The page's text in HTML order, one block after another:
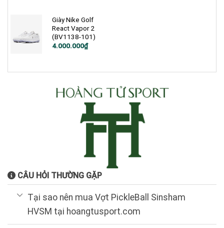
Giày Nike Golf
React Vapor 2
(BV1138-101)
Giá
4.000.000₫
Giá
4.000.000₫.
CÂU HỎI THƯỜNG GẶP
Tại sao nên mua Vợt PickleBall Sinsham
HVSM tại hoangtusport.com